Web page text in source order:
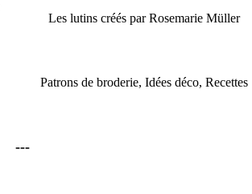
Les lutins créés par Rosemarie Müller
Patrons de broderie, Idées déco, Recettes
---